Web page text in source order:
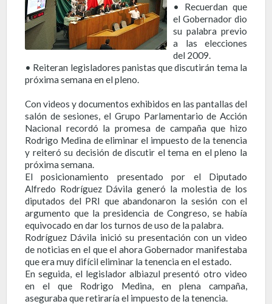
• Recuerdan que
el Gobernador dio
su palabra previo
a las elecciones
del 2009.
• Reiteran legisladores panistas que discutirán tema la
próxima semana en el pleno.
Con videos y documentos exhibidos en las pantallas del
salón de sesiones, el Grupo Parlamentario de Acción
Nacional recordó la promesa de campaña que hizo
Rodrigo Medina de eliminar el impuesto de la tenencia
y reiteró su decisión de discutir el tema en el pleno la
próxima semana.
El posicionamiento presentado por el Diputado
Alfredo Rodríguez Dávila generó la molestia de los
diputados del PRI que abandonaron la sesión con el
argumento que la presidencia de Congreso, se había
equivocado en dar los turnos de uso de la palabra.
Rodríguez Dávila inició su presentación con un video
de noticias en el que el ahora Gobernador manifestaba
que era muy difícil eliminar la tenencia en el estado.
En seguida, el legislador albiazul presentó otro video
en el que Rodrigo Medina, en plena campaña,
aseguraba que retiraría el impuesto de la tenencia.